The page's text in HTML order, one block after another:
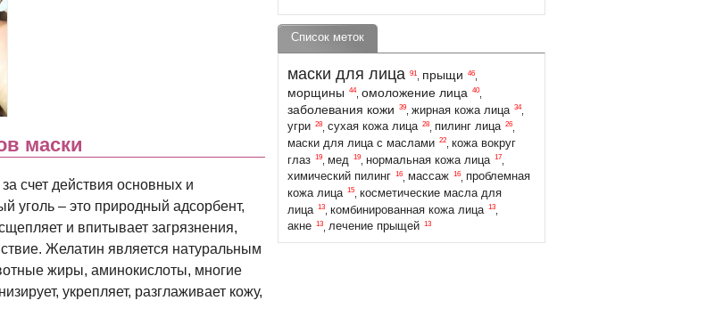
маски
счет действия основных и
уголь – это природный адсорбент,
и впитывает загрязнения,
Желатин является натуральным
жиры, аминокислоты, многие
укрепляет, разглаживает кожу,
Список меток
маски для лица 91 , прыщи 46,
морщины 44, омоложение лица 40,
заболевания кожи 39 жирная кожа лица 34,
угри 28 сухая кожа лица 28 пилинг лица 26
маски для лица с маслами 22
кожа вокруг
глаз 19 мед 19 нормальная кожа лица 17
химический пилинг 16 массаж 16
проблемная
кожа лица 15
косметические масла для
лица 13 комбинированная кожа лица 13
акне 13 лечение прыщей 13